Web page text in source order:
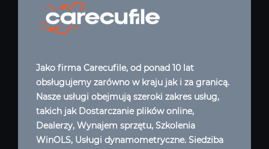
Jako firma Carecufile, od ponad 10 lat
obsługujemy zarówno w kraju jak i za granicą.
Nasze usługi obejmują szeroki zakres usług,
takich jak Dostarczanie plików online,
Dealerzy, Wynajem sprzętu, Szkolenia
WinOLS, Usługi dynamometryczne. Siedziba